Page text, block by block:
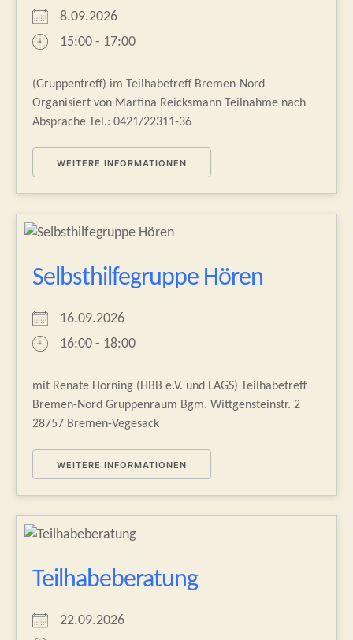
8.09.2026
15:00 - 17:00
(Gruppentreff) im Teilhabetreff Bremen-Nord
Organisiert von Martina Reicksmann Teilnahme nach
Absprache Tel.: 0421/22311-36
WEITERE INFORMATIONEN
Selbsthilfegruppe Hören
16.09.2026
16:00 - 18:00
mit Renate Horning (HBB e.V. und LAGS) Teilhabetreff
Bremen-Nord Gruppenraum Bgm. Wittgensteinstr. 2
28757 Bremen-Vegesack
WEITERE INFORMATIONEN
Teilhabeberatung
22.09.2026